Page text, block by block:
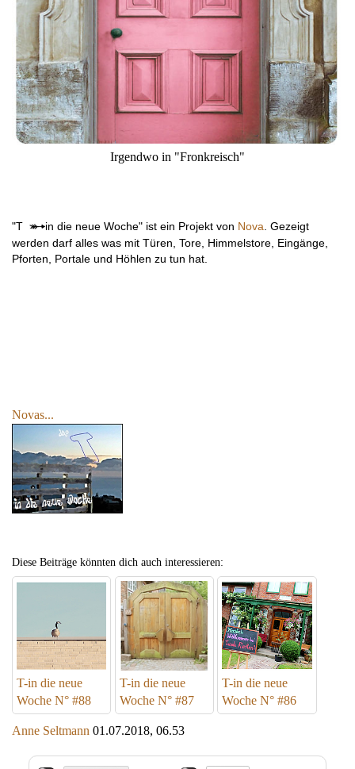
Irgendwo in "Fronkreisch"
"T in die neue Woche" ist ein Projekt von Nova . Gezeigt
werden darf alles was mit Türen, Tore, Himmelstore, Eingänge,
Pforten, Portale und Höhlen zu tun hat.
Novas...
Diese Beiträge könnten dich auch interessieren:
T-in die neue
Woche N° #88
T-in die neue
Woche N° #87
T-in die neue
Woche N° #86
Anne Seltmann 01.07.2018, 06.53